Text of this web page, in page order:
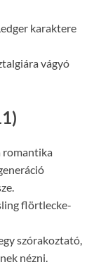
karaktere
vágyó
romantika
flörtlecke-
szórakoztató,
nézni.